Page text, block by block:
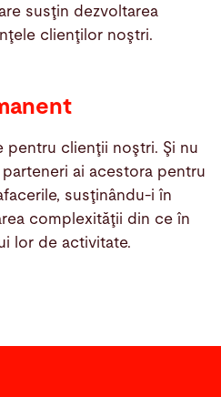
susţin dezvoltarea
clienţilor noştri.
pentru clienţii noştri. Şi nu
ai acestora pentru
susţinându-i în
complexităţii din ce în
lor de activitate.